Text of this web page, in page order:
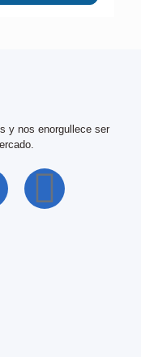
y nos enorgullece ser